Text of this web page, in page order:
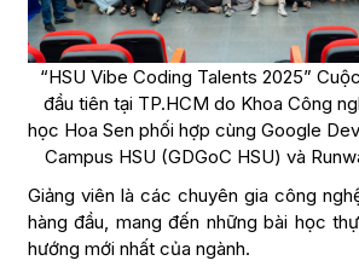
“HSU Vibe Coding Talents 2025”
đầu tiên tại TP.HCM do Khoa Công
học Hoa Sen phối hợp cùng Google
Campus HSU (GDGoC HSU) và
Giảng viên là các chuyên gia công
hàng đầu, mang đến những bài học
hướng mới nhất của ngành.